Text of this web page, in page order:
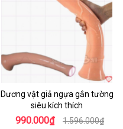
Dương vật giả ngựa gắn tường
siêu kích thích
990.000₫ 1.596.000₫